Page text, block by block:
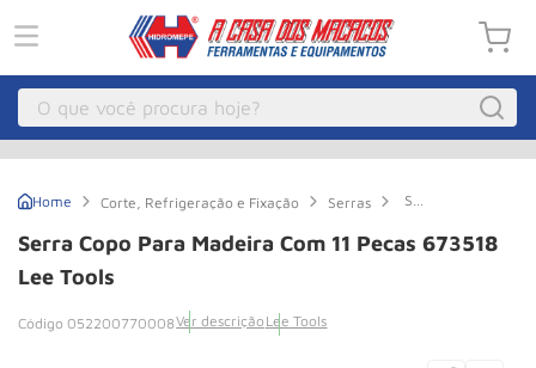
O que você procura hoje?
Corte, Refrigeração e Fixação Serras
Serra
Para
Madeira
Serra Copo Para Madeira Com 11 Pecas 673518
Lee Tools
052200770008Ver descrição Lee Tools
Guincho Eletrico
3 Macaco Hidraulico